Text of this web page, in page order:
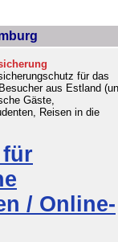
für das
aus Estland
Gäste,
Reisen in die
/ Online-